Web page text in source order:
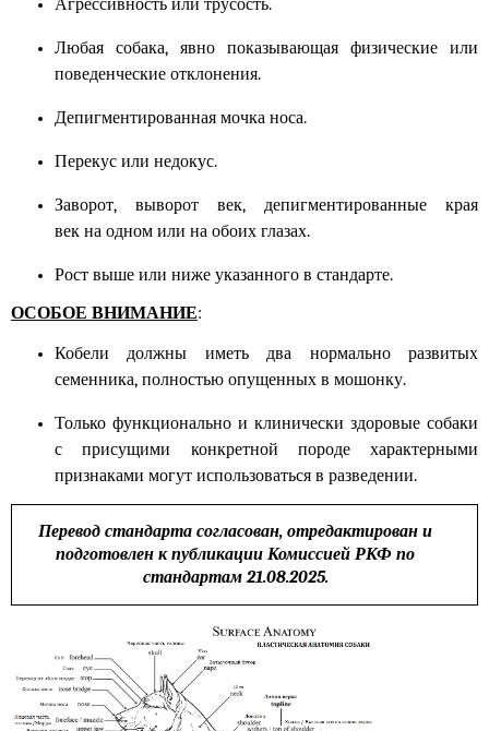
Агрессивность или трусость.
Любая собака, явно показывающая физические или
поведенческие отклонения.
Депигментированная мочка носа.
Перекус или недокус.
Заворот, выворот век, депигментированные края
век на одном или на обоих глазах.
Рост выше или ниже указанного в стандарте.
ОСОБОЕ ВНИМАНИЕ:
Кобели должны иметь два нормально развитых
семенника, полностью опущенных в мошонку.
Только функционально и клинически здоровые собаки
с присущими конкретной породе характерными
признаками могут использоваться в разведении.
Перевод стандарта согласован, отредактирован и
подготовлен к публикации Комиссией РКФ по
стандартам 21.08.2025.